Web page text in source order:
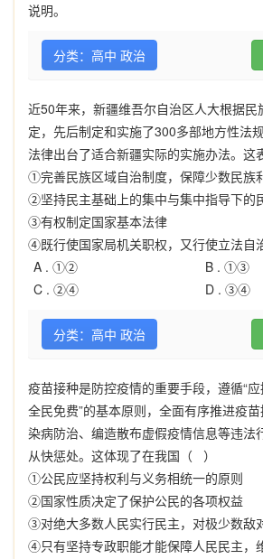
说明。
分类：高中 政治
近50年来，新疆维吾尔自治区人大根据
定，先后制定和实施了300多部地方性法
法律出台了适合新疆实际的实施办法。
①完善民族区域自治制度，保障少数民族
②坚持民主基础上的集中与集中指导下的
③有权制定国家基本法律
④既行使国家局机关职权，又行使立法自
A . ①② B . ①③
C . ②④ D . ③④
分类：高中 政治
疫苗接种是防控疫情的重要手段，遵循“应
全民免费”的基本原则，全面有序推进疫
染病防治、编造散布虚假疫情信息等违法
从快惩处。这体现了在我国（ ）
①公民应坚持权利与义务相统一的原则
②国家性质决定了保护公民的各项权益
③对绝大多数人民实行民主，对极少数敌
④只有坚持专政职能才能保障人民民主，